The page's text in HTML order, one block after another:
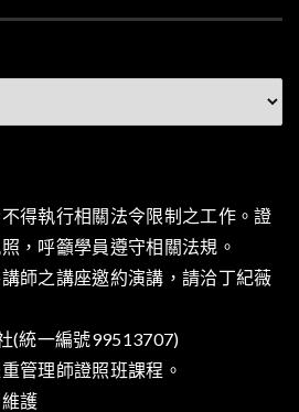
得執行相關法令限制之工作。證
，呼籲學員遵守相關法規。
師之講座邀約演講，請洽丁紀薇
(統一編號99513707)
管理師證照班課程。
維護